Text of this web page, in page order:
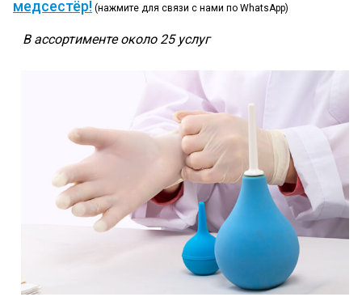
медсестёр! (нажмите для связи с нами по WhatsApp)
В ассортименте около 25 услуг